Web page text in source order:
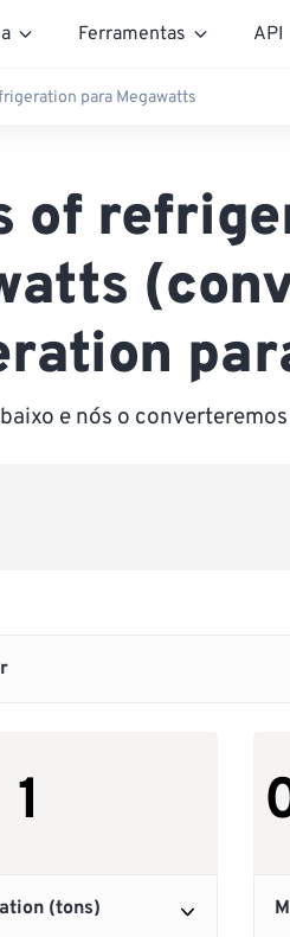
Ferramentas API
para Megawatts
of
e nós o